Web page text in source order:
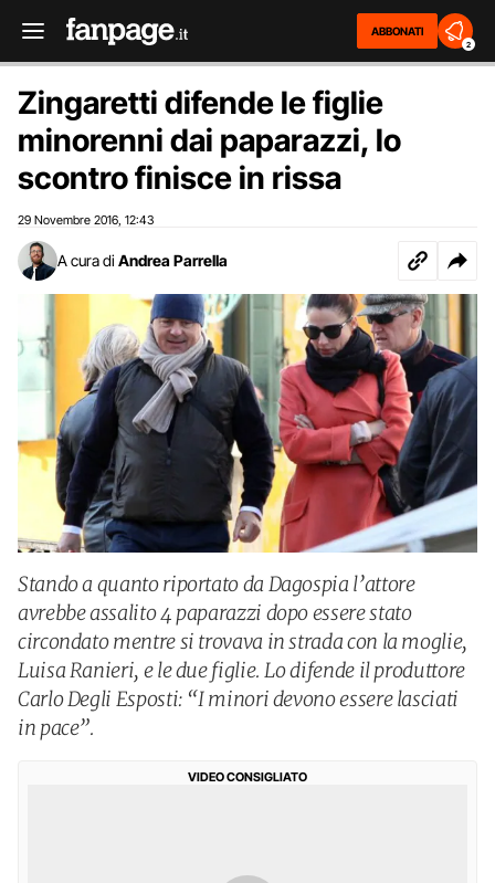
ABBONATI
2
Zingaretti difende le figlie
minorenni dai paparazzi, lo
scontro finisce in rissa
29 Novembre 2016 12:43
A cura di Andrea Parrella
Stando a quanto riportato da Dagospia l’attore
avrebbe assalito 4 paparazzi dopo essere stato
circondato mentre si trovava in strada con la moglie,
Luisa Ranieri, e le due figlie. Lo difende il produttore
Carlo Degli Esposti: “I minori devono essere lasciati
in pace”.
VIDEO CONSIGLIATO